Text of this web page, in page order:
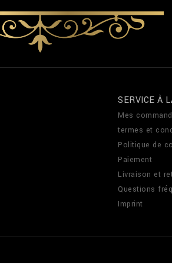
SERVICE À
Mes
termes et
Politique de
Paiement
Livraison et
Questions
Imprint